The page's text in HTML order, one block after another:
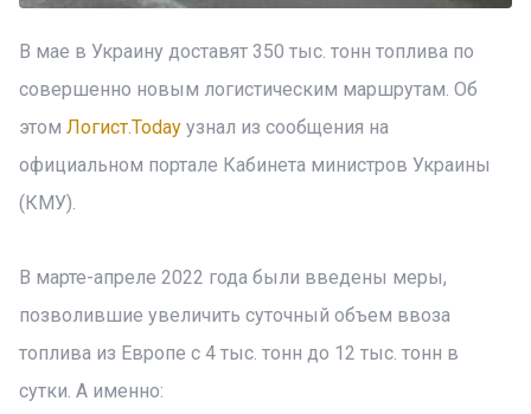
В мае в Украину доставят 350 тыс. тонн топлива по
совершенно новым логистическим маршрутам. Об
этом Логист.Today узнал из сообщения на
официальном портале Кабинета министров Украины
(КМУ).
В марте-апреле 2022 года были введены меры,
позволившие увеличить суточный объем ввоза
топлива из Европе с 4 тыс. тонн до 12 тыс. тонн в
сутки. А именно: